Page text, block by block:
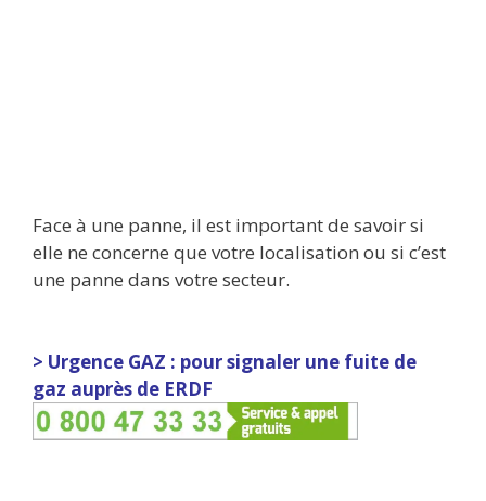
Face à une panne, il est important de savoir si
elle ne concerne que votre localisation ou si c’est
une panne dans votre secteur.
> Urgence GAZ : pour signaler une fuite de
gaz auprès de ERDF